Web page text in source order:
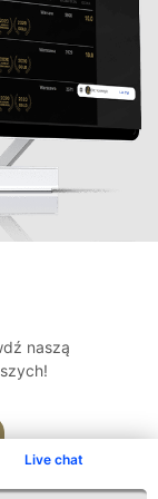
Live chat
naszą